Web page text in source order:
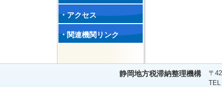
アクセス
関連機関リンク
静岡地方税滞納整理機構
〒
TEL